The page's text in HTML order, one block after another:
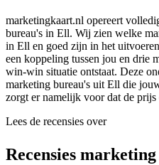
marketingkaart.nl opereert
bureau's in Ell. Wij zien welke
in Ell en goed zijn in het
een koppeling tussen jou en drie
win-win situatie ontstaat. Deze
marketing bureau's uit Ell die
zorgt er namelijk voor dat de
Lees de recensies over
Recensies